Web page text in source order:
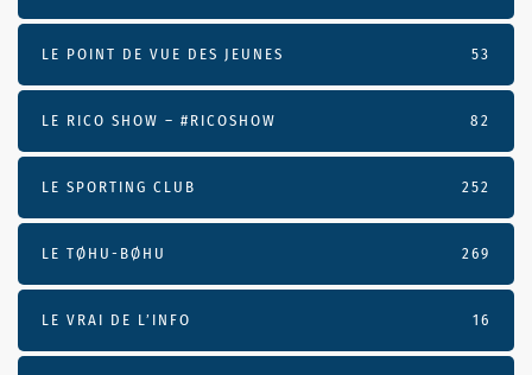
LE POINT DE VUE DES JEUNES 53
LE RICO SHOW – #RICOSHOW 82
LE SPORTING CLUB 252
LE TØHU-BØHU 269
LE VRAI DE L’INFO 16